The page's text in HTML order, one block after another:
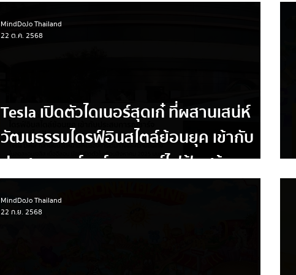
Tesla เปิดตัวไดเนอร์สุดเก๋ ที่ผสานเสน่ห์
วัฒนธรรมไดรฟ์อินสไตล์ย้อนยุค เข้ากับ
ประสบการณ์ชาร์จรถยนต์ไฟฟ้า สร้างจุด
มิตรต่อสิ่งแวดล้อม
MindDoJo Thailand
22 ต.ค. 2568
MindDoJo Thailand
22 ก.ย. 2568